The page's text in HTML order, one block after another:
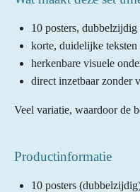
10 posters,
korte, duidelijke teksten
herkenbare visuele
direct inzetbaar zonder
Veel variatie, waardoor de
Productinformatie
10 posters